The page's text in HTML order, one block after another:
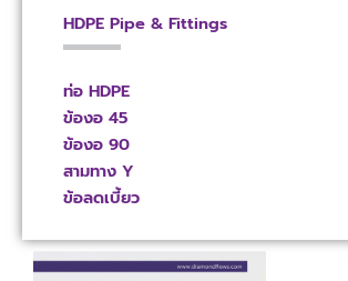
HDPE Pipe & Fittings
ท่อ HDPE
ข้องอ 45
ข้องอ 90
สามทาง Y
ข้อลดเบี้ยว